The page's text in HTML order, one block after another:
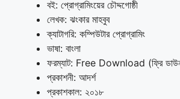
বই: প্রোগ্রামিংয়ের চৌদ্দগোষ্ঠী
লেখক: ঝংকার মাহবুব
ক্যাটাগরি: কম্পিউটার প্রোগ্রামিং
ভাষা: বাংলা
ফরম্যাট: Free Download (ফ্রি
প্রকাশনী: আদর্শ
প্রকাশকাল: ২০১৮